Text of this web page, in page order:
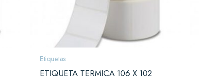
Etiquetas
ETIQUETA TERMICA 106 X 102